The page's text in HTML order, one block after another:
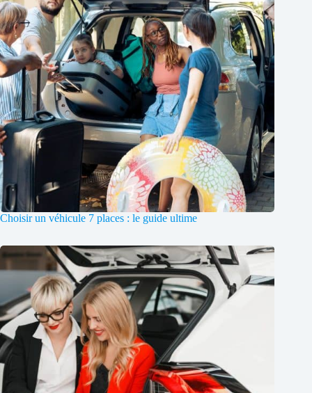
Choisir un véhicule 7 places : le guide ultime